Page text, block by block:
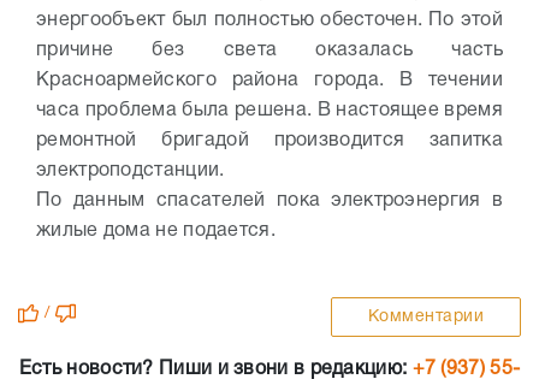
энергообъект был полностью обесточен. По этой
причине без света оказалась часть
Красноармейского района города. В течении
часа проблема была решена. В настоящее время
ремонтной бригадой производится запитка
электроподстанции.
По данным спасателей пока электроэнергия в
жилые дома не подается.
/ Комментарии
Есть новости? Пиши и звони в редакцию: +7 (937) 55-